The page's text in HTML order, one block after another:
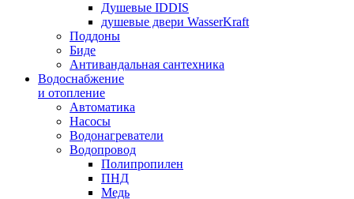
Душевые IDDIS
душевые двери WasserKraft
Поддоны
Биде
Антивандальная сантехника
Водоснабжение
и отопление
Автоматика
Насосы
Водонагреватели
Водопровод
Полипропилен
ПНД
Медь